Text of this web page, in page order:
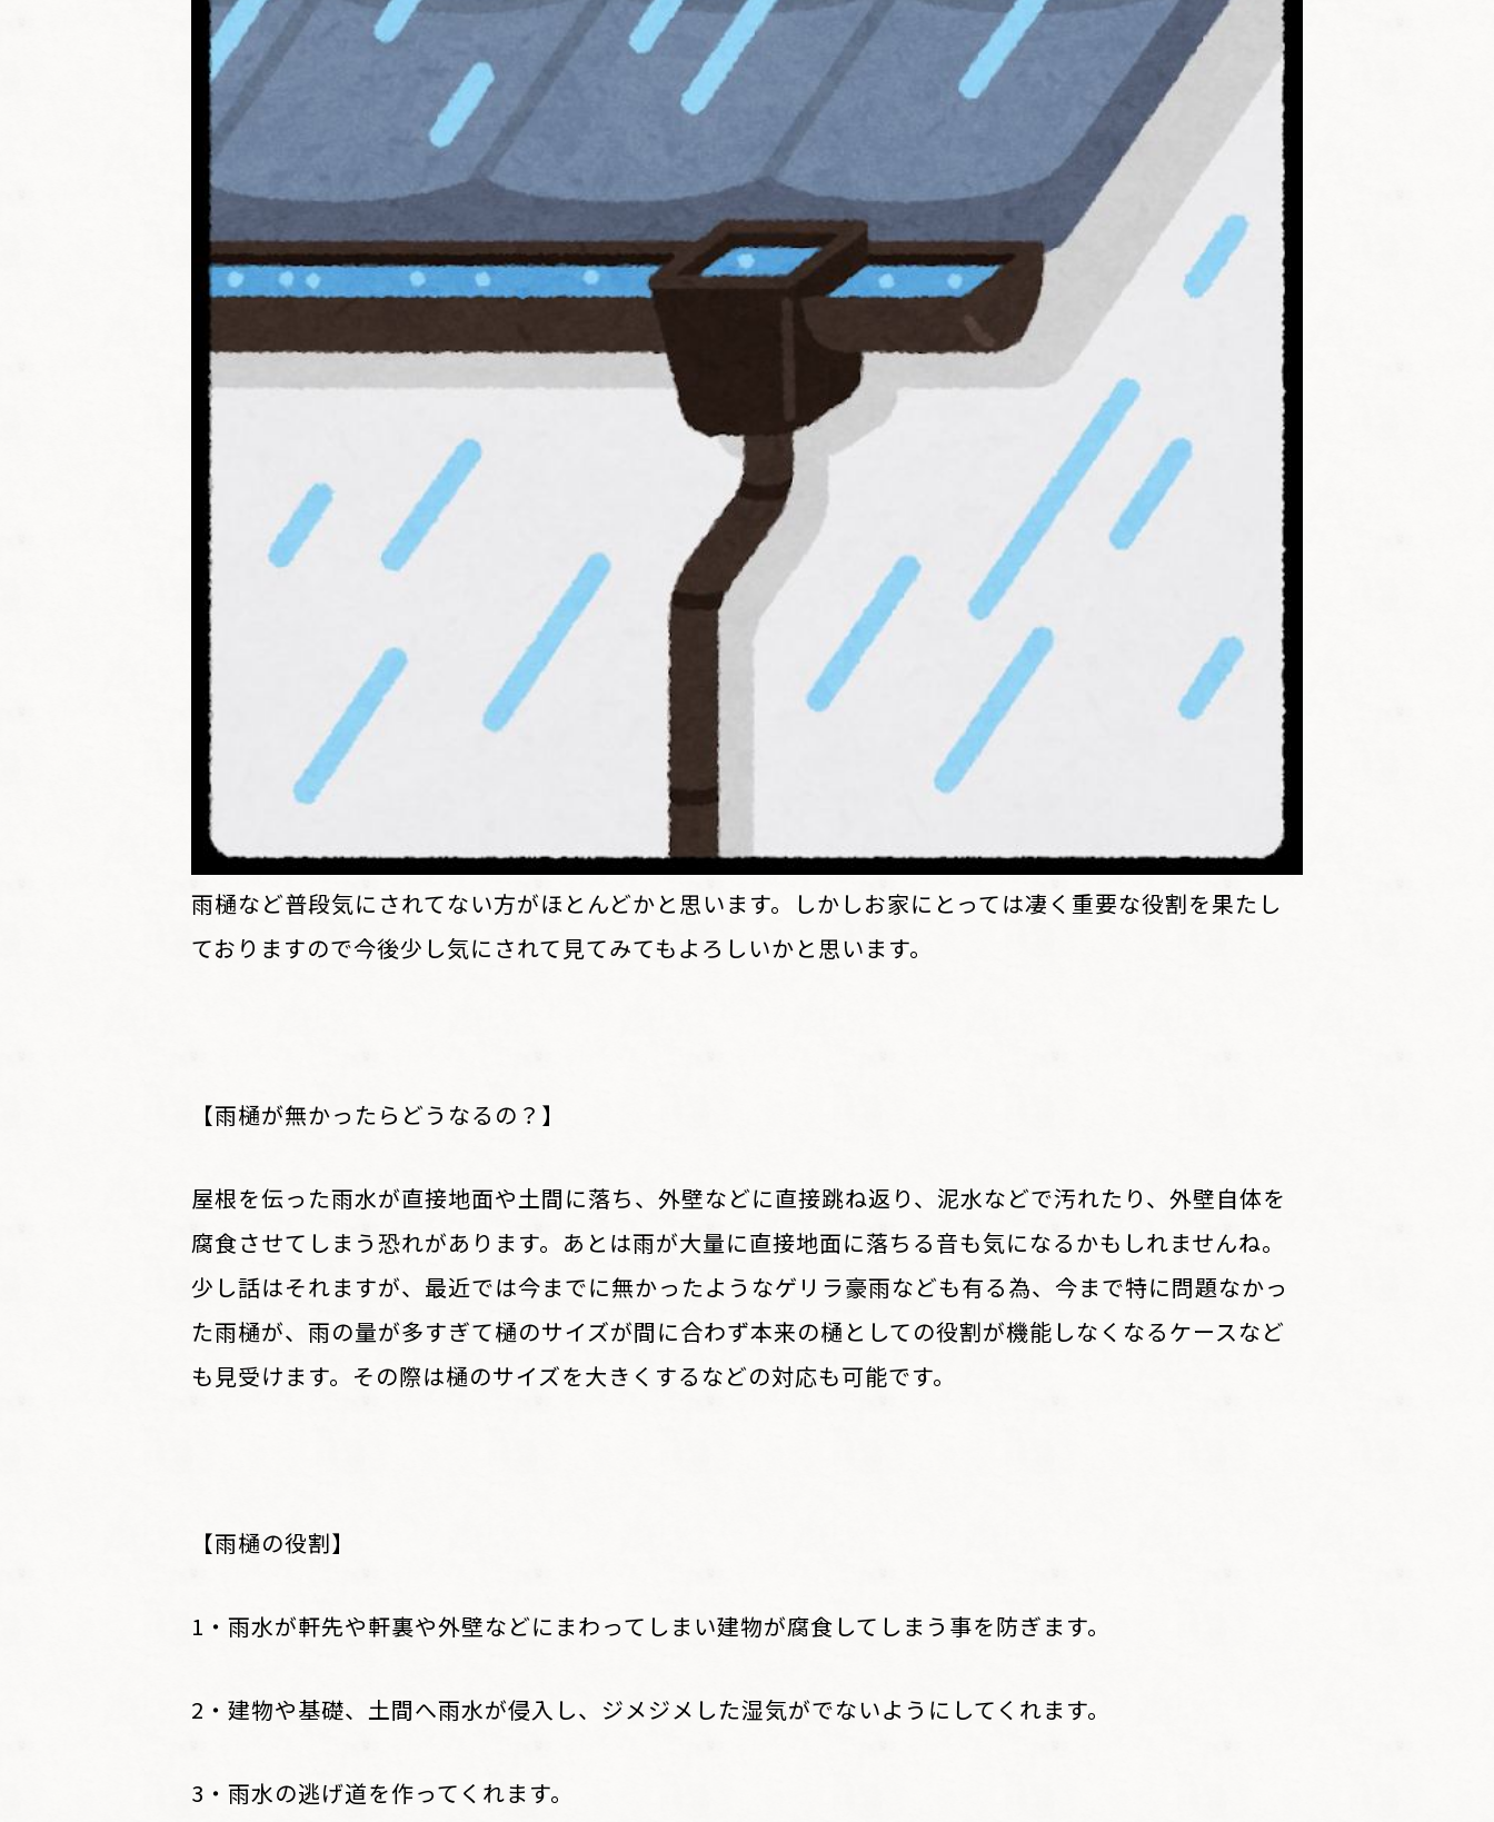
雨樋など普段気にされてない方がほとんどかと思います。しかしお家にとっては凄く重要な役割を果たし
ておりますので今後少し気にされて見てみてもよろしいかと思います。
【雨樋が無かったらどうなるの？】
屋根を伝った雨水が直接地面や土間に落ち、外壁などに直接跳ね返り、泥水などで汚れたり、外壁自体を
腐食させてしまう恐れがあります。あとは雨が大量に直接地面に落ちる音も気になるかもしれませんね。
少し話はそれますが、最近では今までに無かったようなゲリラ豪雨なども有る為、今まで特に問題なかっ
た雨樋が、雨の量が多すぎて樋のサイズが間に合わず本来の樋としての役割が機能しなくなるケースなど
も見受けます。その際は樋のサイズを大きくするなどの対応も可能です。
【雨樋の役割】
1・雨水が軒先や軒裏や外壁などにまわってしまい建物が腐食してしまう事を防ぎます。
2・建物や基礎、土間へ雨水が侵入し、ジメジメした湿気がでないようにしてくれます。
3・雨水の逃げ道を作ってくれます。